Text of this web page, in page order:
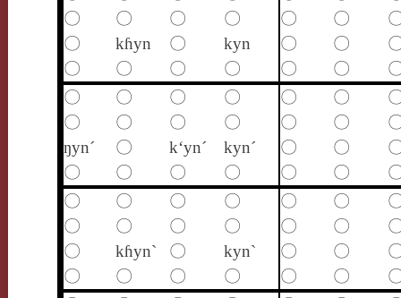
〇
〇 〇 〇 〇 〇
〇
kɦyn 〇 kyn 〇 〇
〇
〇 〇 〇 〇 〇
〇
〇 〇 〇 〇 〇
〇
〇 〇 〇 〇 〇
ŋyn´
〇 k‘yn´ kyn´ 〇 〇
〇
〇 〇 〇 〇 〇
〇
〇 〇 〇 〇 〇
〇
〇 〇 〇 〇 〇
〇
kɦyn` 〇 kyn` 〇 〇
〇
〇 〇 〇 〇 〇